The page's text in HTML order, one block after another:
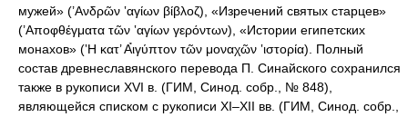
мужей» (’Ανδρῶν ‛αγίων βίβλοζ), «Изречений святых старцев»
(’Αποφθέγματα τῶν ‛αγίων γερόντων), «Истории египетских
монахов» (‛Η κατ’ Α̉ιγύπτον τῶν μοναχῶν ‛ιστορία). Полный
состав древнеславянского перевода П. Синайского сохранился
также в рукописи XVI в. (ГИМ, Синод. собр., № 848),
являющейся списком с рукописи XI–XII вв. (ГИМ, Синод. собр.,